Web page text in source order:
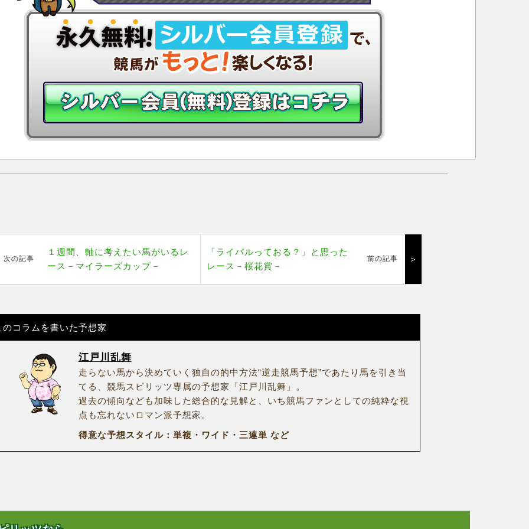
次の記事
１週間、軸に考えたい馬がいるレ
ース－マイラーズカップ－
「ライバルっておる？」と思った
レース－桜花賞－
前の記事 ＞
のコラムを書いた予想家
江戸川乱舞
走らない馬から決めていく独自の的中方法“逆走競馬予想”であたり馬を引き当
てる、競馬スピリッツ専属の予想家「江戸川乱舞」。
過去の傾向なども加味した総合的な見解と、いち競馬ファンとしての純粋な視
点も忘れないロマン派予想家。
得意な予想スタイル：単複・ワイド・三連単 など